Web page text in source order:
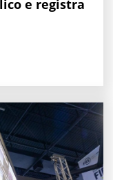
e registra